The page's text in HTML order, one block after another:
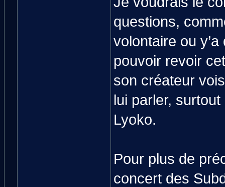
questions,
volontaire ou
pouvoir revoir
son créateur
lui parler,
Lyoko.
Pour plus de
concert des